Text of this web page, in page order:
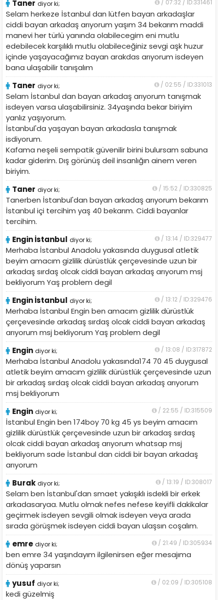
Taner diyor ki; / 07:32 / ID:331461
Selam herkeze İstanbul dan lütfen bayan arkadaşlar
ciddi bayan arkadaş arıyorum yaşım 34 bekarım maddi
manevi her türlü yanında olabilecegim eni mutlu
edebilecek karşılıklı mutlu olabileceğiniz sevgi aşk huzur
içinde yaşayacağımız bayan arakdas arıyorum isdeyen
bana ulaşabilir tanışalım
Taner diyor ki; / 02:55 / ID:331013
Selam İstanbul dan bayan arkadaş arıyorum tanışmak
isdeyen varsa ulaşabilirsiniz. 34yaşında bekar biriyim
yanlız yaşıyorum.
İstanbul'da yaşayan bayan arkadasla tanışmak
isdiyorum.
Kafama neşeli sempatik güvenilir birini bulursam sabuna
kadar giderim. Dış görünüş deil insanlığın ainem veren
biriyim.
Taner diyor ki; / 15:52 / ID:330825
Tanerben İstanbul'dan bayan arkadaş arıyorum bekarım
İstanbul içi tercihim yaş 40 bekarım. Ciddi bayanlar
tercihim.
Engin İstanbul diyor ki; / 13:14 / ID:329477
Merhaba İstanbul Anadolu yakasında duygusal atletik
beyim amacım gizlilik dürüstlük çerçevesinde uzun bir
arkadaş sırdaş olcak ciddi bayan arkadaş arıyorum msj
bekliyorum Yaş problem degil
Engin İstanbul diyor ki; / 13:12 / ID:329476
Merhaba İstanbul Engin ben amacım gizlilik dürüstlük
çerçevesinde arkadaş sırdaş olcak ciddi bayan arkadaş
arıyorum msj bekliyorum Yaş problem degil
Engin diyor ki; / 13:08 / ID:317872
Merhaba İstanbul Anadolu yakasında174 70 45 duygusal
atletik beyim amacım gizlilik dürüstlük çerçevesinde uzun
bir arkadaş sırdaş olcak ciddi bayan arkadaş arıyorum
msj bekliyorum
Engin diyor ki; / 22:55 / ID:315509
İstanbul Engin ben 174boy 70 kg 45 ys beyim amacım
gizlilik dürüstlük çerçevesinde uzun bir arkadaş sırdaş
olcak ciddi bayan arkadaş arıyorum whatsap msj
bekliyorum sade İstanbul dan ciddi bir bayan arkadaş
arıyorum
Burak diyor ki; / 13:19 / ID:308017
Selam ben İstanbul'dan smaet yakışıklı isdekli bir erkek
arkadasaryaa. Mutlu olmak nefes nefese keyifli dakikalar
geçirmek isdeyen sevgili olmak isdeyen veya arada
sırada görüşmek isdeyen ciddi bayan ulaşsın coşalım.
emre diyor ki; / 21:49 / ID:305934
ben emre 34 yaşındayım ilgilenirsen eğer mesajıma
dönüş yaparsın
yusuf diyor ki; / 02:09 / ID:305108
kedi güzelmiş